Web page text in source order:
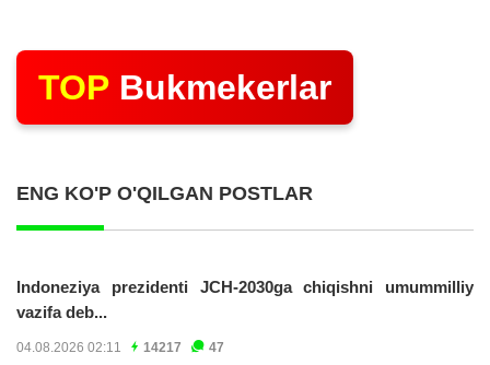
TOP Bukmekerlar
ENG KO'P O'QILGAN POSTLAR
Indoneziya prezidenti JCH-2030ga chiqishni umummilliy
vazifa deb...
04.08.2026 02:11 14217 47